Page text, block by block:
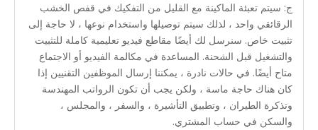
ج: سيتم تعبئة الماكينة مع القليل من التفكيك في قفص الخشب
الرقائقي واحد ، لذلك سيتم توصيلها واستخدام نوعها ، لا حاجة إلى
تثبيت خاص. سنرسل لك أيضًا مقاطع فيديو تعليمية كاملة للتثبيت
والتشغيل قبل الشحنة. المساعدة في مكالمة الفيديو أو الاجتماع
متاح أيضًا. في حالات نادرة ، يمكننا إرسال الموظفين التقنيين إذا
كان هناك حاجة ماسة ، ولكن يجب أن تكون الرواتب المهندسة
وتذكرة الطيران ، وتطبيق التأشيرة ، والسفر ، والمجلس ،
والسكن في حساب المشتري.